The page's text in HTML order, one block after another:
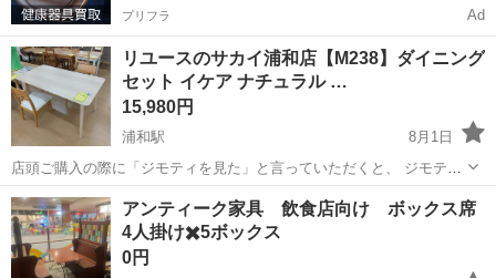
プリフラ Ad
リユースのサカイ浦和店【M238】ダイニング
セット イケア ナチュラル …
15,980円
浦和駅
8月1日
店頭ご購入の際に「ジモティを見た」と言っていただくと、 ジモティ
限定価格(店頭価格より7%OFF)でのご購入が可能です。
◆◇◆◇◆◇◆◇◆◇◆◇◆◇◆◇◆◇◆◇◆◇◆◇◆◇◆◇ ただい
ま買取強化中！◇ 地域No.1の買取...
埼玉 さいたま市 浦和駅 ダイニングセット サカイ
アンティーク家具 飲食店向け ボックス席
4人掛け✖️5ボックス
0円